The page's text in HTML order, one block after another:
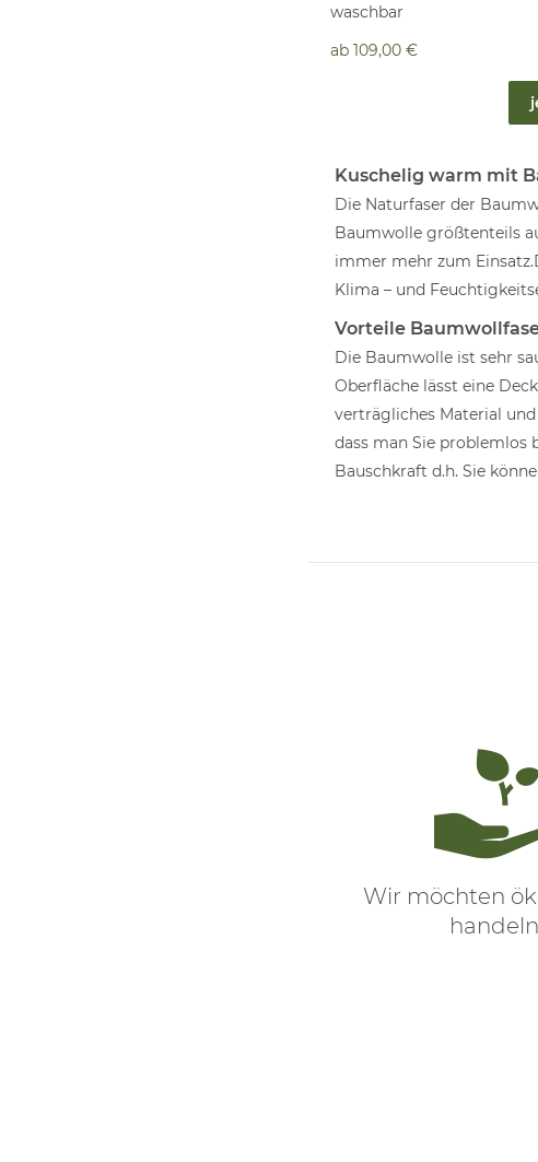
waschbar
ab 109,00 €
Kuschelig warm mit
Die Naturfaser der
Baumwolle größtenteils
immer mehr zum
Klima – und
Vorteile
Die Baumwolle ist sehr
Oberfläche lässt eine
verträgliches Material
dass man Sie problemlos
Bauschkraft d.h. Sie
Wir möchten
handeln